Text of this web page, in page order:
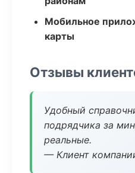
Мобильное
карты
Отзывы
Удобный
подрядчика за
реальные.
— Клиент